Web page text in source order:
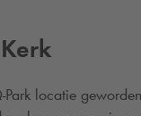
Park locatie